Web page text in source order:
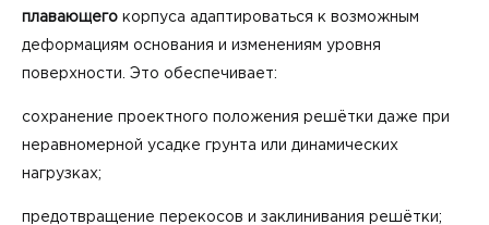
плавающего корпуса адаптироваться к возможным
деформациям основания и изменениям уровня
поверхности. Это обеспечивает:
сохранение проектного положения решётки даже при
неравномерной усадке грунта или динамических
нагрузках;
предотвращение перекосов и заклинивания решётки;